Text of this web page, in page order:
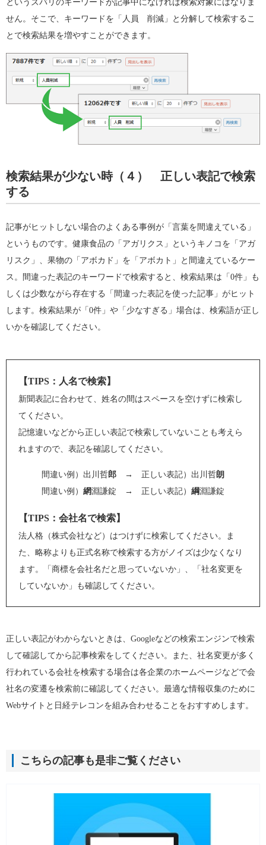
というズバリのキーワードが記事中になければ検索対象にはなりま
せん。そこで、キーワードを「人員 削減」と分解して検索するこ
とで検索結果を増やすことができます。
検索結果が少ない時（４） 正しい表記で検索
する
記事がヒットしない場合のよくある事例が「言葉を間違えている」
というものです。健康食品の「アガリクス」というキノコを「アガ
リスク」、果物の「アボカド」を「アボカト」と間違えているケー
ス。間違った表記のキーワードで検索すると、検索結果は「0件」も
しくは少数ながら存在する「間違った表記を使った記事」がヒット
します。検索結果が「0件」や「少なすぎる」場合は、検索語が正し
いかを確認してください。
【TIPS：人名で検索】
新聞表記に合わせて、姓名の間はスペースを空けずに検索し
てください。
記憶違いなどから正しい表記で検索していないことも考えら
れますので、表記を確認してください。
間違い例）出川哲郎 → 正しい表記）出川哲朗
間違い例） 網淵謙錠 → 正しい表記） 綱淵謙錠
【TIPS：会社名で検索】
法人格（株式会社など）はつけずに検索してください。ま
た、略称よりも正式名称で検索する方がノイズは少なくなり
ます。「商標を会社名だと思っていないか」、「社名変更を
していないか」も確認してください。
正しい表記がわからないときは、Googleなどの検索エンジンで検索
して確認してから記事検索をしてください。また、社名変更が多く
行われている会社を検索する場合は各企業のホームページなどで会
社名の変遷を検索前に確認してください。最適な情報収集のために
Webサイトと日経テレコンを組み合わせることをおすすめします。
こちらの記事も是非ご覧ください